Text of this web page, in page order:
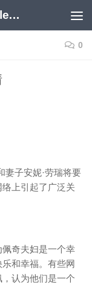
谷歌负面删除-谷歌评论删除-Google负面移除-Google负面评论删除
0
妻子安妮·劳瑞将要
上引起了广泛关
奇夫妇是一个幸
和幸福。有些网
认为他们是一个